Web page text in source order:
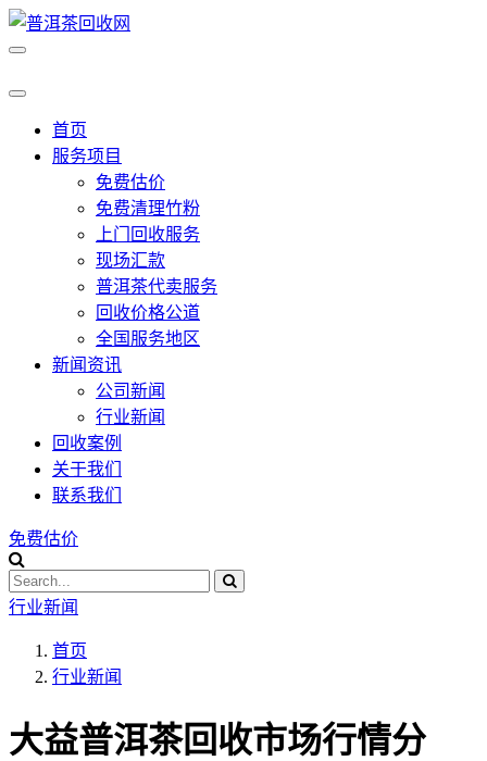
首页
服务项目
免费估价
免费清理竹粉
上门回收服务
现场汇款
普洱茶代卖服务
回收价格公道
全国服务地区
新闻资讯
公司新闻
行业新闻
回收案例
关于我们
联系我们
免费估价
行业新闻
首页
行业新闻
大益普洱茶回收市场行情分